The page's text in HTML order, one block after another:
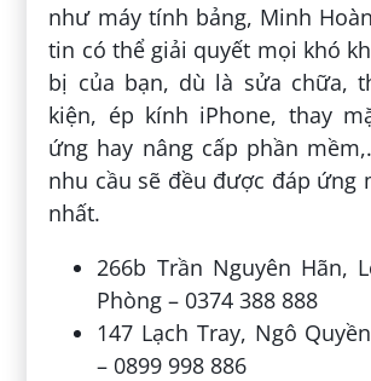
như máy tính bảng, Minh
tin có thể giải quyết mọi khó
bị của bạn, dù là sửa chữa,
kiện, ép kính iPhone, thay
ứng hay nâng cấp phần
nhu cầu sẽ đều được đáp ứng
nhất.
266b Trần Nguyên Hãn,
Phòng – 0374 388 888
147 Lạch Tray, Ngô
– 0899 998 886